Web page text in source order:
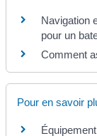
Navigation
pour un
Comment
Pour en savoir